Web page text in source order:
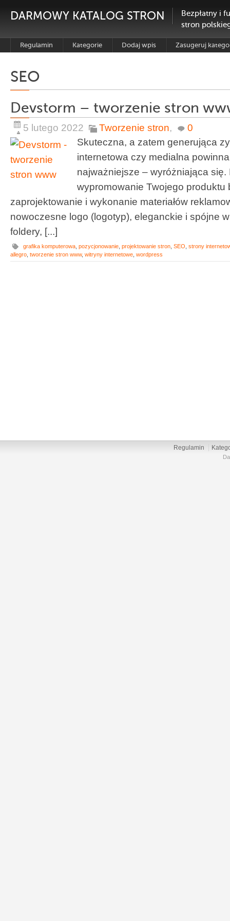
DARMOWY KATALOG STRON
Bezpłatny i
stron
Regulamin Kategorie Dodaj wpis Zasugeruj
SEO
Devstorm – tworzenie stron
5 lutego 2022 Tworzenie stron,
0
Skuteczna, a zatem generująca
internetowa czy medialna
najważniejsze – wyróżniająca
wypromowanie Twojego produktu
zaprojektowanie i wykonanie materiałów
nowoczesne logo (logotyp), eleganckie i spójne
foldery, [...]
grafika komputerowa pozycjonowanie projektowanie stron SEO strony
allegro tworzenie stron www, witryny internetowe wordpress
Regulamin